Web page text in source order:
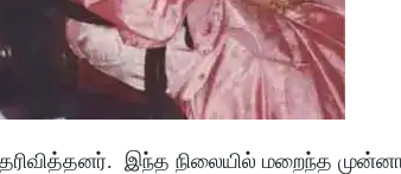
இந்த நிலையில் மறைந்த